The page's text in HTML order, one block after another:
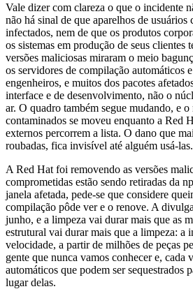
Vale dizer com clareza o que o incidente
não há sinal de que aparelhos de usuários
infectados, nem de que os produtos
os sistemas em produção de seus clientes
versões maliciosas miraram o meio
os servidores de compilação automáticos
engenheiros, e muitos dos pacotes
interface e de desenvolvimento, não o
ar. O quadro também segue mudando, e
contaminados se moveu enquanto a Red
externos percorrem a lista. O dano que
roubadas, fica invisível até alguém usá-las.
A Red Hat foi removendo as versões
comprometidas estão sendo retiradas da
janela afetada, pede-se que considere
compilação pôde ver e o renove. A
junho, e a limpeza vai durar mais que as
estrutural vai durar mais que a limpeza: a
velocidade, a partir de milhões de peças
gente que nunca vamos conhecer e, cada
automáticos que podem ser sequestrados
lugar delas.